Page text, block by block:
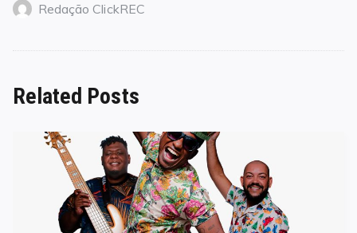
Redação ClickREC
Related Posts